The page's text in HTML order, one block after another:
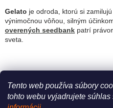
Tento web používa súbory
tohto webu vyjadrujete súhlas
Gelato je odroda, ktorú si
výnimočnou vôňou, silným
overených seedbank patrí
sveta.
PREDCHÁDZAJÚCI